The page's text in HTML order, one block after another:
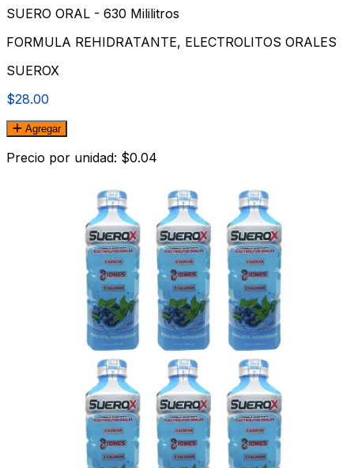
SUERO ORAL - 630 Mililitros
FORMULA REHIDRATANTE, ELECTROLITOS ORALES
SUEROX
$28.00
Agregar
Precio por unidad: $0.04